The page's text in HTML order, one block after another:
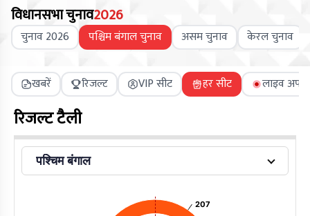
विधानसभा चुनाव2026
चुनाव 2026 पश्चिम बंगाल चुनाव असम चुनाव केरल चुनाव
खबरें रिजल्ट VIP सीट हर सीट लाइव
रिजल्ट टैली